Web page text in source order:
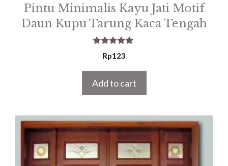
Pintu Minimalis Kayu Jati Motif
Daun Kupu Tarung Kaca Tengah
5.00
out of 5
Rp123
Add to cart